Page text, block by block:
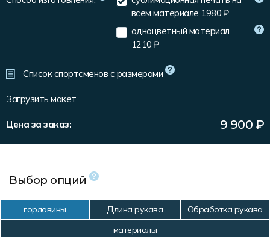
всем материале 1980 ₽
одноцветный материал
1210 ₽
Список спортсменов с размерами
Загрузить макет
Цена за заказ: 9 900 ₽
Выбор опций
горловины Длина рукава
Обработка рукава
материалы
Форма в наличии
Статьи
Система скидок и наценок
Пользовательское соглашение